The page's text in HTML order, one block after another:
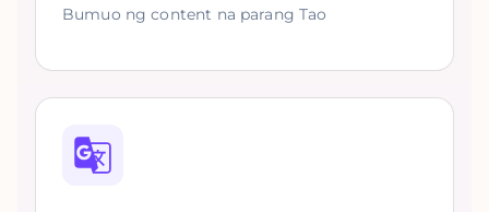
Bumuo ng content na parang Tao